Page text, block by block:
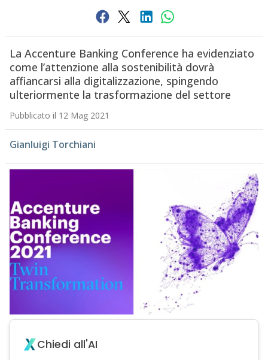
La Accenture Banking Conference ha evidenziato
come l’attenzione alla sostenibilità dovrà
affiancarsi alla digitalizzazione, spingendo
ulteriormente la trasformazione del settore
Pubblicato il 12 Mag 2021
Gianluigi Torchiani
Chiedi all'AI